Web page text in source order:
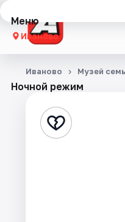
Меню
Иваново
Концерты
Стендап
Ночной режим
Иваново Музей